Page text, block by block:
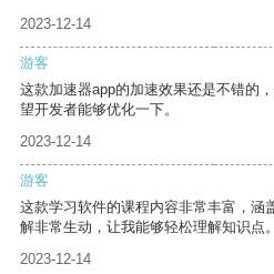
2023-12-14
游客
这款加速器app的加速效果还是不错的
望开发者能够优化一下。
2023-12-14
游客
这款学习软件的课程内容非常丰富，涵
解非常生动，让我能够轻松理解知识点。
2023-12-14